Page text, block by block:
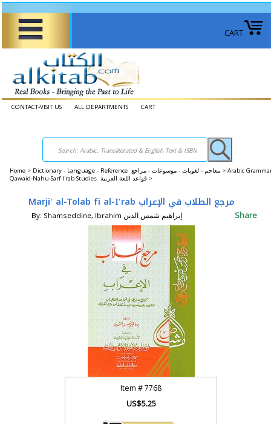
CART
CONTACT-VISIT US ALL DEPARTMENTS CART
Home > Dictionary - Language - Reference معاجم - لغويات - موسوعات - مراجع > Arabic
Qawaid-Nahu-Sarf-I'rab Studies قواعد اللغة العربية >
Marji' al-Tolab fi al-I'rab مرجع الطلاب في الإعراب
By: Shamseddine, Ibrahim إبراهيم شمس الدين Share
Item #7768
US$5.25